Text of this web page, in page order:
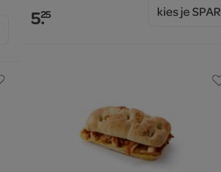
5.25 kies je SPAR